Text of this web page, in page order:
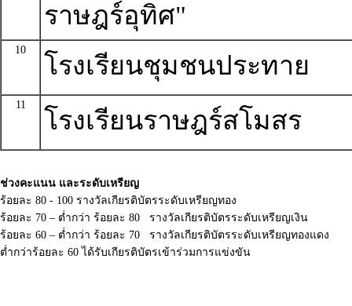
ราษฎร์อุทิศ"
10
โรงเรียนชุมชนประทาย
11
โรงเรียนราษฎร์สโมสร
ช่วงคะแนน และระดับเหรียญ
ร้อยละ 80 - 100 รางวัลเกียรติบัตรระดับเหรียญทอง
ร้อยละ 70 – ต่ำกว่า ร้อยละ 80 รางวัลเกียรติบัตรระดับเหรียญเงิน
ร้อยละ 60 – ต่ำกว่า ร้อยละ 70 รางวัลเกียรติบัตรระดับเหรียญทองแดง
ต่ำกว่าร้อยละ 60 ได้รับเกียรติบัตรเข้าร่วมการแข่งขัน